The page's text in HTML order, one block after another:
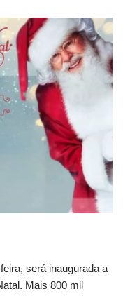
será inaugurada a
Mais 800 mil